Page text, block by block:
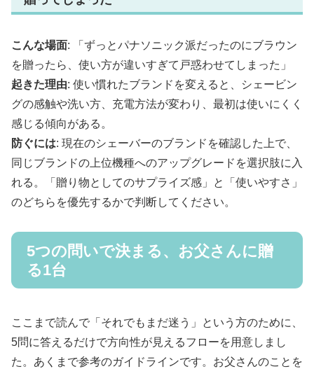
こんな場面: 「ずっとパナソニック派だったのにブラウン
を贈ったら、使い方が違いすぎて戸惑わせてしまった」
起きた理由: 使い慣れたブランドを変えると、シェービン
グの感触や洗い方、充電方法が変わり、最初は使いにくく
感じる傾向がある。
防ぐには: 現在のシェーバーのブランドを確認した上で、
同じブランドの上位機種へのアップグレードを選択肢に入
れる。「贈り物としてのサプライズ感」と「使いやすさ」
のどちらを優先するかで判断してください。
5つの問いで決まる、お父さんに贈
る1台
ここまで読んで「それでもまだ迷う」という方のために、
5問に答えるだけで方向性が見えるフローを用意しまし
た。あくまで参考のガイドラインです。お父さんのことを